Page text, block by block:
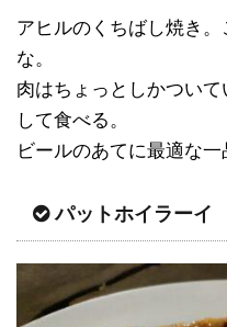
アヒルのくちばし焼き
な。
肉はちょっとしかつい
して食べる。
ビールのあてに最適な一
パットホイラーイ